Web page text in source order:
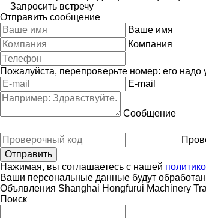
Запросить встречу
Отправить сообщение
Ваше имя
Компания
Пожалуйста, перепроверьте номер: его
E-mail
Сообщение
Нажимая, вы соглашаетесь с нашей
Ваши персональные данные будут
Объявления Shanghai Hongfurui Machinery
Поиск